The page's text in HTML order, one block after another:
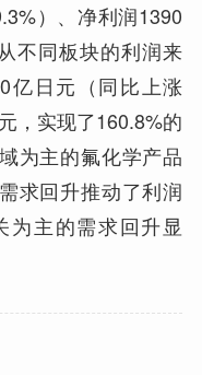
）、净利润1390
不同板块的利润来
亿日元（同比上涨
，实现了160.8%的
为主的氟化学产品
求回升推动了利润
为主的需求回升显